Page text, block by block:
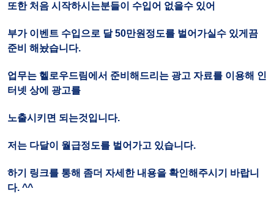
또한 처음 시작하시는분들이 수입어 없을수 있어
부가 이벤트 수입으로 달 50만원정도를 벌어가실수 있게끔
준비 해놨습니다.
업무는 헬로우드림에서 준비해드리는 광고 자료를 이용해 인
터넷 상에 광고를
노출시키면 되는것입니다.
저는 다달이 월급정도를 벌어가고 있습니다.
하기 링크를 통해 좀더 자세한 내용을 확인해주시기 바랍니
다. ^^